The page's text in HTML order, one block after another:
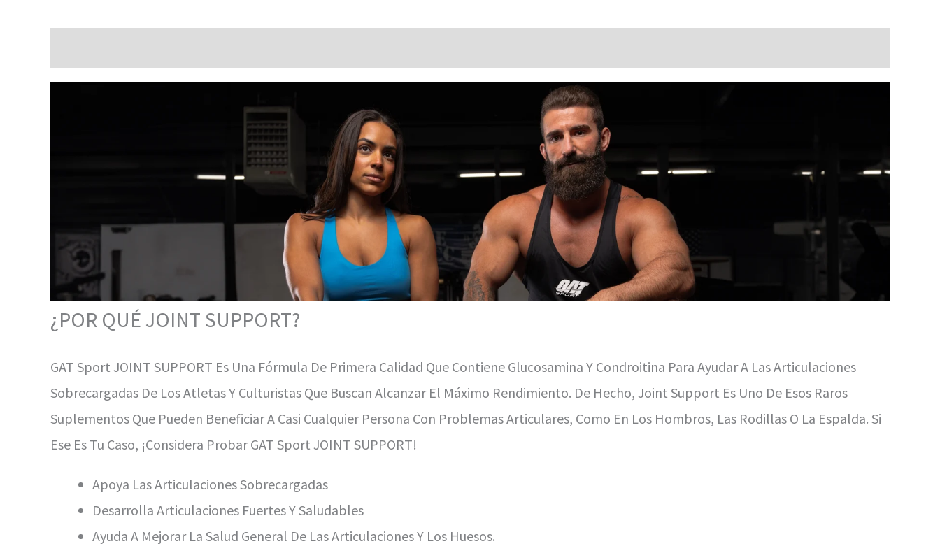
¿POR QUÉ JOINT SUPPORT?
GAT Sport JOINT SUPPORT Es Una Fórmula De Primera Calidad Que Contiene Glucosamina Y Condroitina Para Ayudar A Las Articulaciones
Sobrecargadas De Los Atletas Y Culturistas Que Buscan Alcanzar El Máximo Rendimiento. De Hecho, Joint Support Es Uno De Esos Raros
Suplementos Que Pueden Beneficiar A Casi Cualquier Persona Con Problemas Articulares, Como En Los Hombros, Las Rodillas O La Espalda. Si
Ese Es Tu Caso, ¡considera Probar GAT Sport JOINT SUPPORT!
Apoya Las Articulaciones Sobrecargadas
Desarrolla Articulaciones Fuertes Y Saludables
Ayuda A Mejorar La Salud General De Las Articulaciones Y Los Huesos.